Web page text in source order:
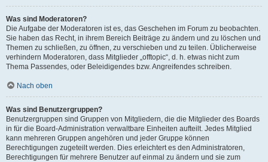
Was sind Moderatoren?
Die Aufgabe der Moderatoren ist es, das Geschehen im Forum zu beobachten.
Sie haben das Recht, in ihrem Bereich Beiträge zu ändern und zu löschen und
Themen zu schließen, zu öffnen, zu verschieben und zu teilen. Üblicherweise
verhindern Moderatoren, dass Mitglieder „offtopic“, d. h. etwas nicht zum
Thema Passendes, oder Beleidigendes bzw. Angreifendes schreiben.
Nach oben
Was sind Benutzergruppen?
Benutzergruppen sind Gruppen von Mitgliedern, die die Mitglieder des Boards
in für die Board-Administration verwaltbare Einheiten aufteilt. Jedes Mitglied
kann mehreren Gruppen angehören und jeder Gruppe können
Berechtigungen zugeteilt werden. Dies erleichtert es den Administratoren,
Berechtigungen für mehrere Benutzer auf einmal zu ändern und sie zum